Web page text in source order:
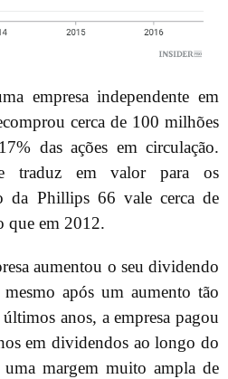
empresa independente em
cerca de 100 milhões
das ações em circulação.
traduz em valor para os
da Phillips 66 vale cerca de
que em 2012.
aumentou o seu dividendo
após um aumento tão
anos, a empresa pagou
em dividendos ao longo do
margem muito ampla de